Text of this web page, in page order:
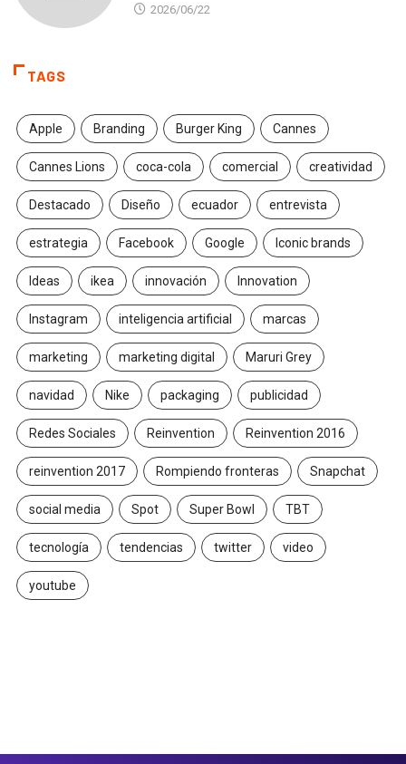
2026/06/22
TAGS
Apple Branding Burger King Cannes
Cannes Lions coca-cola comercial creatividad
Destacado Diseño ecuador entrevista
estrategia Facebook Google Iconic brands
Ideas ikea innovación Innovation
Instagram inteligencia artificial marcas
marketing marketing digital Maruri Grey
navidad Nike packaging publicidad
Redes Sociales Reinvention Reinvention 2016
reinvention 2017 Rompiendo fronteras Snapchat
social media Spot Super Bowl TBT
tecnología tendencias twitter video
youtube